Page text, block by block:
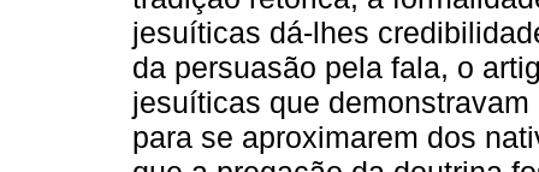
jesuíticas dá-lhes
da persuasão pela fala, o
jesuíticas que
para se aproximarem dos